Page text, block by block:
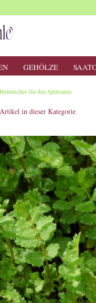
GEHÖLZE
Heimisches für den Spülsaum
in dieser Kategorie